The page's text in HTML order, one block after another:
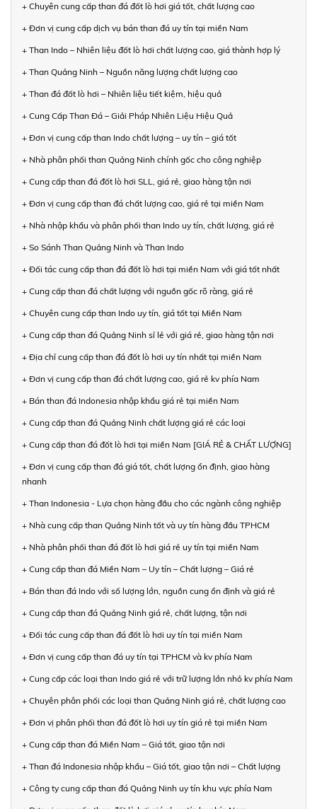
+ Chuyên cung cấp than đá đốt lò hơi giá tốt, chất lượng cao
+ Đơn vị cung cấp dịch vụ bán than đá uy tín tại miền Nam
+ Than Indo – Nhiên liệu đốt lò hơi chất lượng cao, giá thành hợp lý
+ Than Quảng Ninh – Nguồn năng lượng chất lượng cao
+ Than đá đốt lò hơi – Nhiên liệu tiết kiệm, hiệu quả
+ Cung Cấp Than Đá – Giải Pháp Nhiên Liệu Hiệu Quả
+ Đơn vị cung cấp than Indo chất lượng – uy tín – giá tốt
+ Nhà phân phối than Quảng Ninh chính gốc cho công nghiệp
+ Cung cấp than đá đốt lò hơi SLL, giá rẻ, giao hàng tận nơi
+ Đơn vị cung cấp than đá chất lượng cao, giá rẻ tại miền Nam
+ Nhà nhập khẩu và phân phối than Indo uy tín, chất lượng, giá rẻ
+ So Sánh Than Quảng Ninh và Than Indo
+ Đối tác cung cấp than đá đốt lò hơi tại miền Nam với giá tốt nhất
+ Cung cấp than đá chất lượng với nguồn gốc rõ ràng, giá rẻ
+ Chuyên cung cấp than Indo uy tín, giá tốt tại Miền Nam
+ Cung cấp than đá Quảng Ninh sỉ lẻ với giá rẻ, giao hàng tận nơi
+ Địa chỉ cung cấp than đá đốt lò hơi uy tín nhất tại miền Nam
+ Đơn vị cung cấp than đá chất lượng cao, giá rẻ kv phía Nam
+ Bán than đá Indonesia nhập khẩu giá rẻ tại miền Nam
+ Cung cấp than đá Quảng Ninh chất lượng giá rẻ các loại
+ Cung cấp than đá đốt lò hơi tại miền Nam [GIÁ RẺ & CHẤT LƯỢNG]
+ Đơn vị cung cấp than đá giá tốt, chất lượng ổn định, giao hàng
nhanh
+ Than Indonesia - Lựa chọn hàng đầu cho các ngành công nghiệp
+ Nhà cung cấp than Quảng Ninh tốt và uy tín hàng đầu TPHCM
+ Nhà phân phối than đá đốt lò hơi giá rẻ uy tín tại miền Nam
+ Cung cấp than đá Miền Nam – Uy tín – Chất lượng – Giá rẻ
+ Bán than đá Indo với số lượng lớn, nguồn cung ổn định và giá rẻ
+ Cung cấp than đá Quảng Ninh giá rẻ, chất lượng, tận nơi
+ Đối tác cung cấp than đá đốt lò hơi uy tín tại miền Nam
+ Đơn vị cung cấp than đá uy tín tại TPHCM và kv phía Nam
+ Cung cấp các loại than Indo giá rẻ với trữ lượng lớn nhỏ kv phía Nam
+ Chuyên phân phối các loại than Quảng Ninh giá rẻ, chất lượng cao
+ Đơn vị phân phối than đá đốt lò hơi uy tín giá rẻ tại miền Nam
+ Cung cấp than đá Miền Nam – Giá tốt, giao tận nơi
+ Than đá Indonesia nhập khẩu – Giá tốt, giao tận nơi – Chất lượng
+ Công ty cung cấp than đá Quảng Ninh uy tín khu vực phía Nam